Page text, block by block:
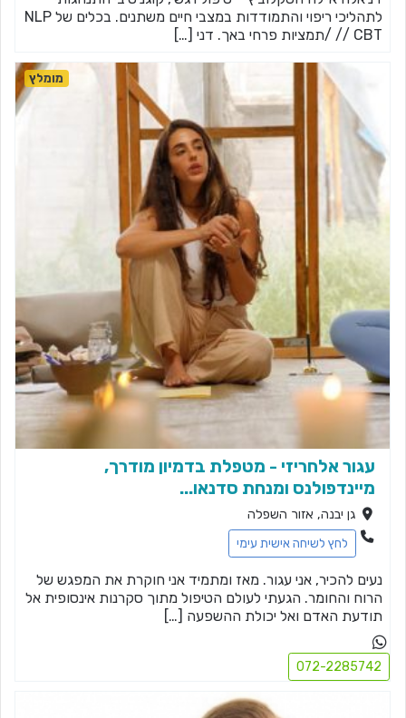
לתהליכי ריפוי והתמודדות במצבי חיים משתנים. בכלים של NLP
/ CBT/ /תמציות פרחי באך. דני […]
עגור אלחריזי - מטפלת בדמיון מודרך,
מיינדפולנס ומנחת סדנאו...
גן יבנה, אזור השפלה
לחץ לשיחה אישית עימי
מומלץ
נעים להכיר, אני עגור. מאז ומתמיד אני חוקרת את המפגש של
הרוח והחומר. הגעתי לעולם הטיפול מתוך סקרנות אינסופית אל
תודעת האדם ואל יכולת ההשפעה […]
072-2285742